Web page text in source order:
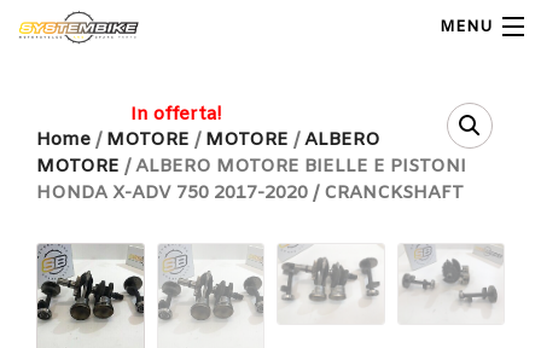
MENU
Home
Shop Ricambi
Note Generali
Home / MOTORE / MOTORE /ALBERO
MOTORE / ALBERO MOTORE BIELLE E PISTONI
HONDA X-ADV 750 2017-2020 / CRANCKSHAFT
In offerta!